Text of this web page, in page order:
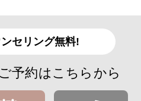
セリング無料!
予約はこちらから